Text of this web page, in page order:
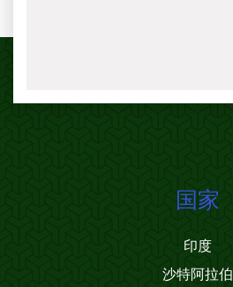
国家
印度
沙特阿拉伯